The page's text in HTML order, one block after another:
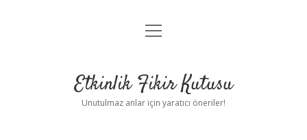
Anasayfa
Yasal Uyarı
menüyü
Etkinlik Fikir Kutusu
Unutulmaz anlar için yaratıcı öneriler!